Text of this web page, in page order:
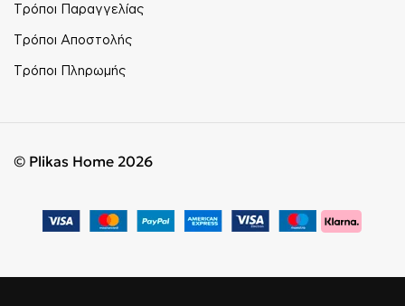
Τρόποι Παραγγελίας
Τρόποι Αποστολής
Τρόποι Πληρωμής
© Plikas Home 2026